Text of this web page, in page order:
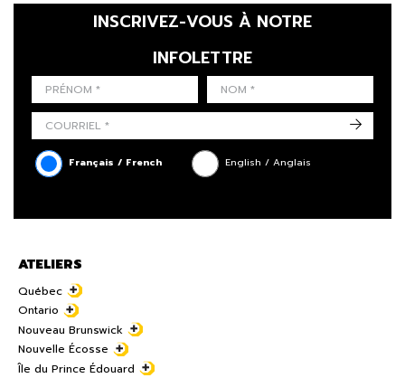
PRÉNOM
LAST NAME
INSCRIVEZ-VOUS À NOTRE
INFOLETTRE
LANGUE
Français / French English / Anglais
->
ATELIERS
Québec
Ontario
Nouveau Brunswick
Nouvelle Écosse
Île du Prince Édouard